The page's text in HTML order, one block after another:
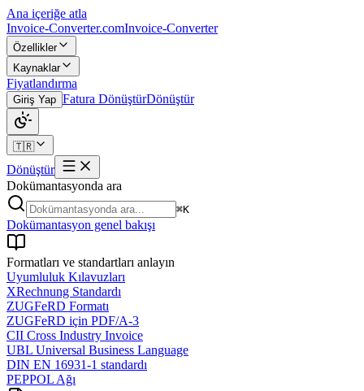
Ana içeriğe atla
Invoice-Converter.comInvoice-Converter
Özellikler
Kaynaklar
Fiyatlandırma
Giriş Yap Fatura DönüştürDönüştür
🇹🇷
Dönüştür
Dokümantasyonda ara
⌘K
Dokümantasyon genel bakışı
Formatları ve standartları anlayın
Uyumluluk Kılavuzları
XRechnung Standardı
ZUGFeRD Formatı
ZUGFeRD için PDF/A-3
CII Cross Industry Invoice
UBL Universal Business Language
DIN EN 16931-1 standardı
PEPPOL Ağı